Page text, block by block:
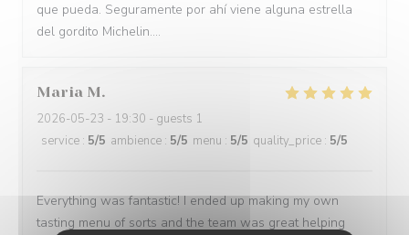
que pueda. Seguramente por ahí viene alguna estrella
del gordito Michelin....
Maria M
2026-05-23 - 19:30 - guests 1
service : 5/5 ambience : 5/5 menu : 5/5 quality_price : 5/5
Everything was fantastic! I ended up making my own
tasting menu of sorts and the team was great helping